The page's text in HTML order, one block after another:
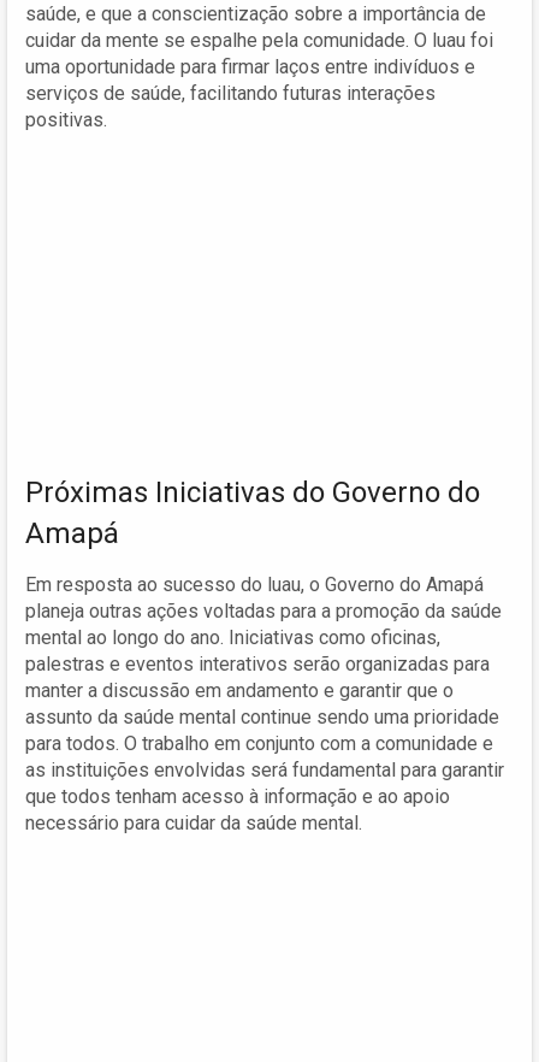
saúde, e que a conscientização sobre a importância de
cuidar da mente se espalhe pela comunidade. O luau foi
uma oportunidade para firmar laços entre indivíduos e
serviços de saúde, facilitando futuras interações
positivas.
Próximas Iniciativas do Governo do
Amapá
Em resposta ao sucesso do luau, o Governo do Amapá
planeja outras ações voltadas para a promoção da saúde
mental ao longo do ano. Iniciativas como oficinas,
palestras e eventos interativos serão organizadas para
manter a discussão em andamento e garantir que o
assunto da saúde mental continue sendo uma prioridade
para todos. O trabalho em conjunto com a comunidade e
as instituições envolvidas será fundamental para garantir
que todos tenham acesso à informação e ao apoio
necessário para cuidar da saúde mental.